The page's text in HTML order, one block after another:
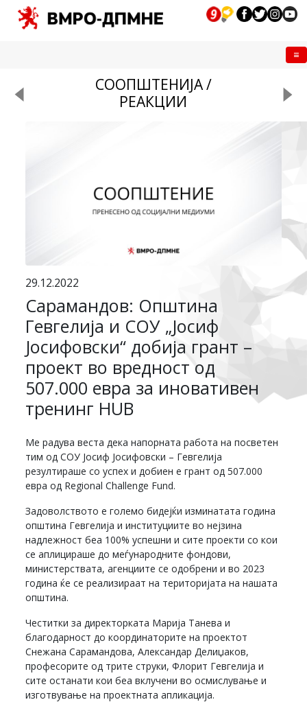
СООПШТЕНИЈА /
РЕАКЦИИ
29.12.2022
Сарамандов: Oпштина
Гевгелија и СОУ „Јосиф
Јосифовски“ добија грант –
проект во вредност од
507.000 евра за иновативен
тренинг HUB
Ме радува веста дека напорната работа на посветен
тим од СОУ Јосиф Јосифовски – Гевгелија
резултираше со успех и добиен е грант од 507.000
евра од Regional Challenge Fund.
Задоволството е големо бидејќи изминатата година
општина Гевгелија и институциите во нејзина
надлежност беа 100% успешни и сите проекти со кои
се аплицираше до меѓународните фондови,
министерствата, агенциите се одобрени и во 2023
година ќе се реализираат на територијата на нашата
општина.
Честитки за директорката Марија Танева и
благодарност до координаторите на проектот
Снежана Сарамандова, Александар Делиџаков,
професорите од трите струки, Флорит Гевгелија и
сите останати кои беа вклучени во осмислување и
изготвување на проектната апликација.